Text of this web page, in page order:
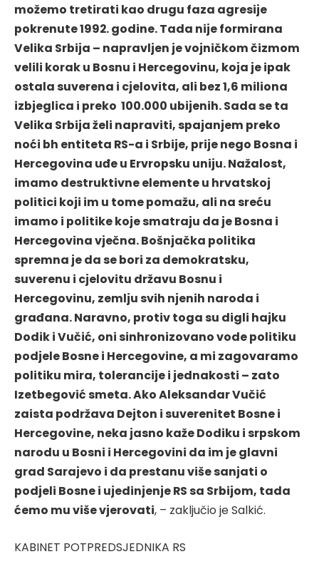
možemo tretirati kao drugu faza agresije
pokrenute 1992. godine. Tada nije formirana
Velika Srbija – napravljen je vojničkom čizmom
velili korak u Bosnu i Hercegovinu, koja je ipak
ostala suverena i cjelovita, ali bez 1,6 miliona
izbjeglica i preko 100.000 ubijenih. Sada se ta
Velika Srbija želi napraviti, spajanjem preko
noći bh entiteta RS-a i Srbije, prije nego Bosna i
Hercegovina uđe u Ervropsku uniju. Nažalost,
imamo destruktivne elemente u hrvatskoj
politici koji im u tome pomažu, ali na sreću
imamo i politike koje smatraju da je Bosna i
Hercegovina vječna. Bošnjačka politika
spremna je da se bori za demokratsku,
suverenu i cjelovitu državu Bosnu i
Hercegovinu, zemlju svih njenih naroda i
građana. Naravno, protiv toga su digli hajku
Dodik i Vučić, oni sinhronizovano vode politiku
podjele Bosne i Hercegovine, a mi zagovaramo
politiku mira, tolerancije i jednakosti – zato
Izetbegović smeta. Ako Aleksandar Vučić
zaista podržava Dejton i suverenitet Bosne i
Hercegovine, neka jasno kaže Dodiku i srpskom
narodu u Bosni i Hercegovini da im je glavni
grad Sarajevo i da prestanu više sanjati o
podjeli Bosne i ujedinjenje RS sa Srbijom, tada
ćemo mu više vjerovati, – zaključio je Salkić.
KABINET POTPREDSJEDNIKA RS